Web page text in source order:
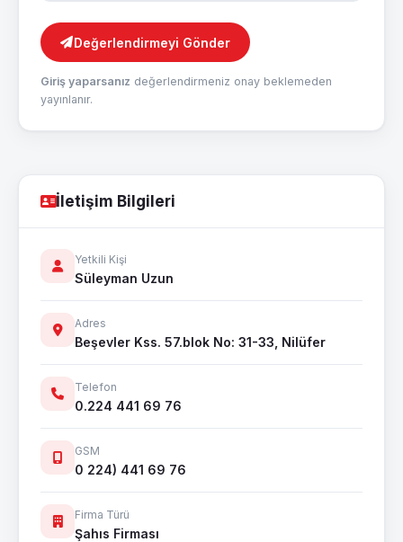
Değerlendirmeyi Gönder
Giriş yaparsanız değerlendirmeniz onay beklemeden
yayınlanır.
İletişim Bilgileri
Yetkili Kişi
Süleyman Uzun
Adres
Beşevler Kss. 57.blok No: 31-33, Nilüfer
Telefon
0.224 441 69 76
GSM
0 224) 441 69 76
Firma Türü
Şahıs Firması